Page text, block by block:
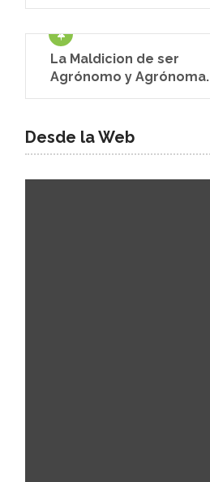
La Maldicion de ser
Agrónomo y Agrónoma.
Desde la Web